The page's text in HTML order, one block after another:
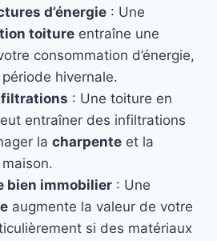
d’énergie : Une
toiture entraîne une
consommation d’énergie,
hivernale.
: Une toiture en
entraîner des infiltrations
la charpente et la
bien immobilier : Une
augmente la valeur de votre
si des matériaux